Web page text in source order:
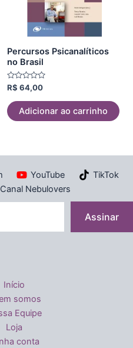
Percursos Psicanalíticos
no Brasil
Avaliação
de
5
R$ 64,00
Adicionar ao carrinho
YouTube
TikTok
Nebulovers
Assinar
Início
somos
Equipe
Loja
conta